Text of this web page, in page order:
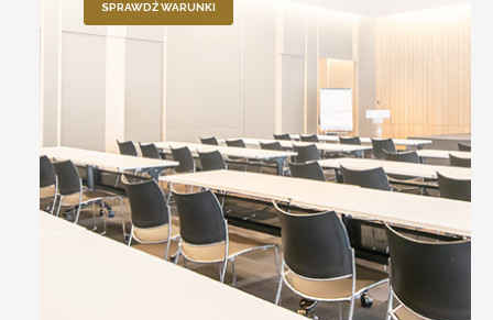
SPRAWDŹ WARUNKI